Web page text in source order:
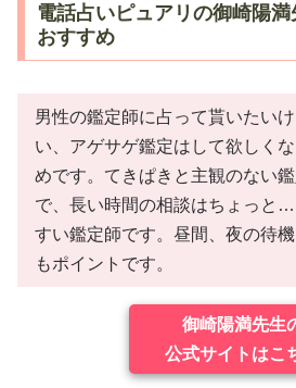
電話占いピュアリの御崎陽
おすすめ
男性の鑑定師に占って貰いたい
い、アゲサゲ鑑定はして欲しく
めです。てきぱきと主観のない
で、長い時間の相談はちょっと
すい鑑定師です。昼間、夜の待
もポイントです。
御崎陽満先生
公式サイトはこ